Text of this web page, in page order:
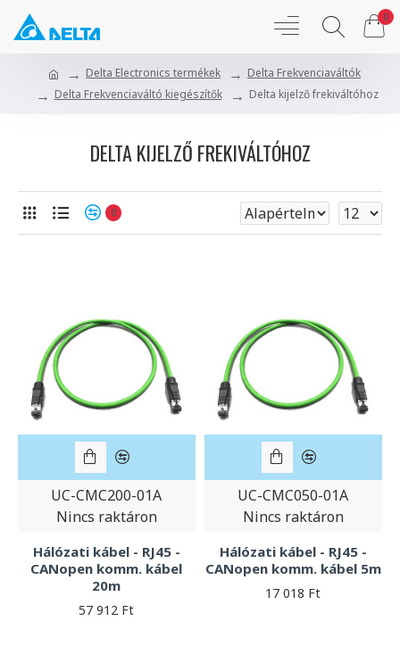
0
Delta Electronics termékek
Delta Frekvenciaváltók
Delta Frekvenciaváltó kiegészítők
Delta kijelző frekiváltóhoz
DELTA KIJELZŐ FREKIVÁLTÓHOZ
0
UC-CMC200-01A
Nincs raktáron
Hálózati kábel - RJ45 -
CANopen komm. kábel
20m
57 912 Ft
UC-CMC050-01A
Nincs raktáron
Hálózati kábel - RJ45 -
CANopen komm. kábel 5m
17 018 Ft